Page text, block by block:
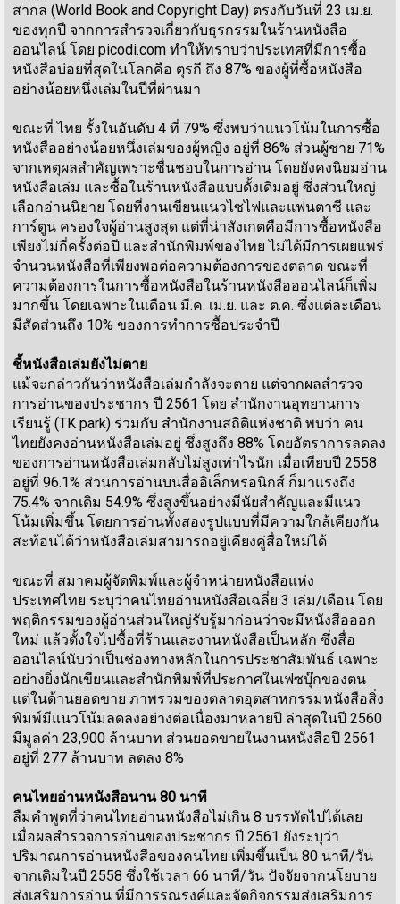
สากล (World Book and Copyright Day) ตรงกับวันที่ 23 เม.ย.
ของทุกปี จากการสำรวจเกี่ยวกับธุรกรรมในร้านหนังสือ
ออนไลน์ โดย picodi.com ทำให้ทราบว่าประเทศที่มีการซื้อ
หนังสือบ่อยที่สุดในโลกคือ ตุรกี ถึง 87% ของผู้ที่ซื้อหนังสือ
อย่างน้อยหนึ่งเล่มในปีที่ผ่านมา
ขณะที่ ไทย รั้งในอันดับ 4 ที่ 79% ซึ่งพบว่าแนวโน้มในการซื้อ
หนังสืออย่างน้อยหนึ่งเล่มของผู้หญิง อยู่ที่ 86% ส่วนผู้ชาย 71%
จากเหตุผลสำคัญเพราะชื่นชอบในการอ่าน โดยยังคงนิยมอ่าน
หนังสือเล่ม และซื้อในร้านหนังสือแบบดั้งเดิมอยู่ ซึ่งส่วนใหญ่
เลือกอ่านนิยาย โดยที่งานเขียนแนวไซไฟและแฟนตาซี และ
การ์ตูน ครองใจผู้อ่านสูงสุด แต่ที่น่าสังเกตคือมีการซื้อหนังสือ
เพียงไม่กี่ครั้งต่อปี และสำนักพิมพ์ของไทย ไม่ได้มีการเผยแพร่
จำนวนหนังสือที่เพียงพอต่อความต้องการของตลาด ขณะที่
ความต้องการในการซื้อหนังสือในร้านหนังสือออนไลน์ก็เพิ่ม
มากขึ้น โดยเฉพาะในเดือน มี.ค. เม.ย. และ ต.ค. ซึ่งแต่ละเดือน
มีสัดส่วนถึง 10% ของการทำการซื้อประจำปี
ชี้หนังสือเล่มยังไม่ตาย
แม้จะกล่าวกันว่าหนังสือเล่มกำลังจะตาย แต่จากผลสำรวจ
การอ่านของประชากร ปี 2561 โดย สำนักงานอุทยานการ
เรียนรู้ (TK park) ร่วมกับ สำนักงานสถิติแห่งชาติ พบว่า คน
ไทยยังคงอ่านหนังสือเล่มอยู่ ซึ่งสูงถึง 88% โดยอัตราการลดลง
ของการอ่านหนังสือเล่มกลับไม่สูงเท่าไรนัก เมื่อเทียบปี 2558
อยู่ที่ 96.1% ส่วนการอ่านบนสื่ออิเล็กทรอนิกส์ ก็มาแรงถึง
75.4% จากเดิม 54.9% ซึ่งสูงขึ้นอย่างมีนัยสำคัญและมีแนว
โน้มเพิ่มขึ้น โดยการอ่านทั้งสองรูปแบบที่มีความใกล้เคียงกัน
สะท้อนได้ว่าหนังสือเล่มสามารถอยู่เคียงคู่สื่อใหม่ได้
ขณะที่ สมาคมผู้จัดพิมพ์และผู้จำหน่ายหนังสือแห่ง
ประเทศไทย ระบุว่าคนไทยอ่านหนังสือเฉลี่ย 3 เล่ม/เดือน โดย
พฤติกรรมของผู้อ่านส่วนใหญ่รับรู้มาก่อนว่าจะมีหนังสือออก
ใหม่ แล้วตั้งใจไปซื้อที่ร้านและงานหนังสือเป็นหลัก ซึ่งสื่อ
ออนไลน์นับว่าเป็นช่องทางหลักในการประชาสัมพันธ์ เฉพาะ
อย่างยิ่งนักเขียนและสำนักพิมพ์ที่ประกาศในเฟซบุ๊กของตน
แต่ในด้านยอดขาย ภาพรวมของตลาดอุตสาหกรรมหนังสือสิ่ง
พิมพ์มีแนวโน้มลดลงอย่างต่อเนื่องมาหลายปี ล่าสุดในปี 2560
มีมูลค่า 23,900 ล้านบาท ส่วนยอดขายในงานหนังสือปี 2561
อยู่ที่ 277 ล้านบาท ลดลง 8%
คนไทยอ่านหนังสือนาน 80 นาที
ลืมคำพูดที่ว่าคนไทยอ่านหนังสือไม่เกิน 8 บรรทัดไปได้เลย
เมื่อผลสำรวจการอ่านของประชากร ปี 2561 ยังระบุว่า
ปริมาณการอ่านหนังสือของคนไทย เพิ่มขึ้นเป็น 80 นาที/วัน
จากเดิมในปี 2558 ซึ่งใช้เวลา 66 นาที/วัน ปัจจัยจากนโยบาย
ส่งเสริมการอ่าน ที่มีการรณรงค์และจัดกิจกรรมส่งเสริมการ